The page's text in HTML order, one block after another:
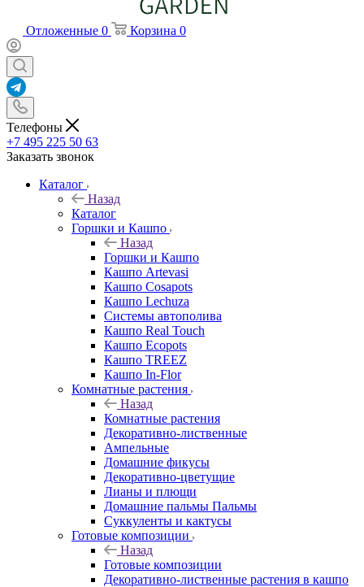
Отложенные 0 Корзина 0
Телефоны
+7 495 225 50 63
Заказать звонок
Каталог
Назад
Каталог
Горшки и Кашпо
Назад
Горшки и Кашпо
Кашпо Artevasi
Кашпо Cosapots
Кашпо Lechuza
Системы автополива
Кашпо Real Touch
Кашпо Ecopots
Кашпо TREEZ
Кашпо In-Flor
Комнатные растения
Назад
Комнатные растения
Декоративно-лиственные
Ампельные
Домашние фикусы
Декоративно-цветущие
Лианы и плющи
Домашние пальмы Пальмы
Суккуленты и кактусы
Готовые композиции
Назад
Готовые композиции
Декоративно-лиственные растения в кашпо